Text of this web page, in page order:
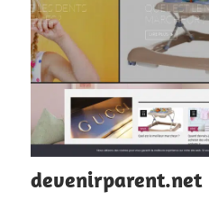
devenirparent.net